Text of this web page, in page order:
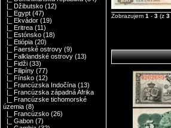
|_ Džibutsko (12)
|_ Egypt (47)
|_ Ekvádor (19)
|_ Eritrea (11)
|_ Estónsko (18)
|_ Etiópia (20)
|_ Faerské ostrovy (9)
|_ Falklandské ostrovy (13)
|_ Fidži (33)
|_ Filipíny (77)
|_ Fínsko (12)
|_ Francúzska Indočína (13)
|_ Francúzska západná Afrika
|_ Francúzske tichomorské
územia (8)
|_ Francúzsko (26)
|_ Gabon (7)
Zobrazujem 1 - 3 (z 3